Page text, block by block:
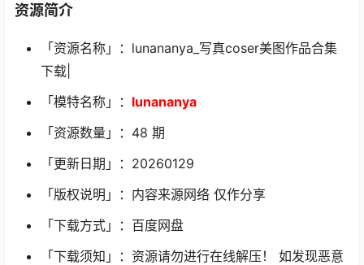
资源简介
「资源名称」：lunananya_写真coser美图作品合集
下载|
「模特名称」： lunananya
「资源数量」：48 期
「更新日期」：20260129
「版权说明」：内容来源网络 仅作分享
「下载方式」：百度网盘
「下载须知」：资源请勿进行在线解压！ 如发现恶意